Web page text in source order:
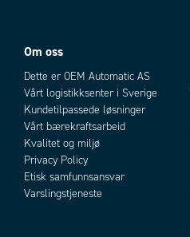
Om oss
Dette er OEM Automatic AS
Vårt logistikksenter i Sverige
Kundetilpassede løsninger
Vårt bærekraftsarbeid
Kvalitet og miljø
Privacy Policy
Etisk samfunnsansvar
Varslingstjeneste